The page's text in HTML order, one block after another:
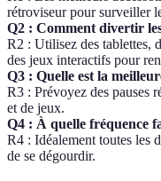
rétroviseur pour surveiller
Q2 : Comment divertir
R2 : Utilisez des tablettes,
des jeux interactifs pour
Q3 : Quelle est la
R3 : Prévoyez des pauses
et de jeux.
Q4 : À quelle fréquence
R4 : Idéalement toutes les
de se dégourdir.